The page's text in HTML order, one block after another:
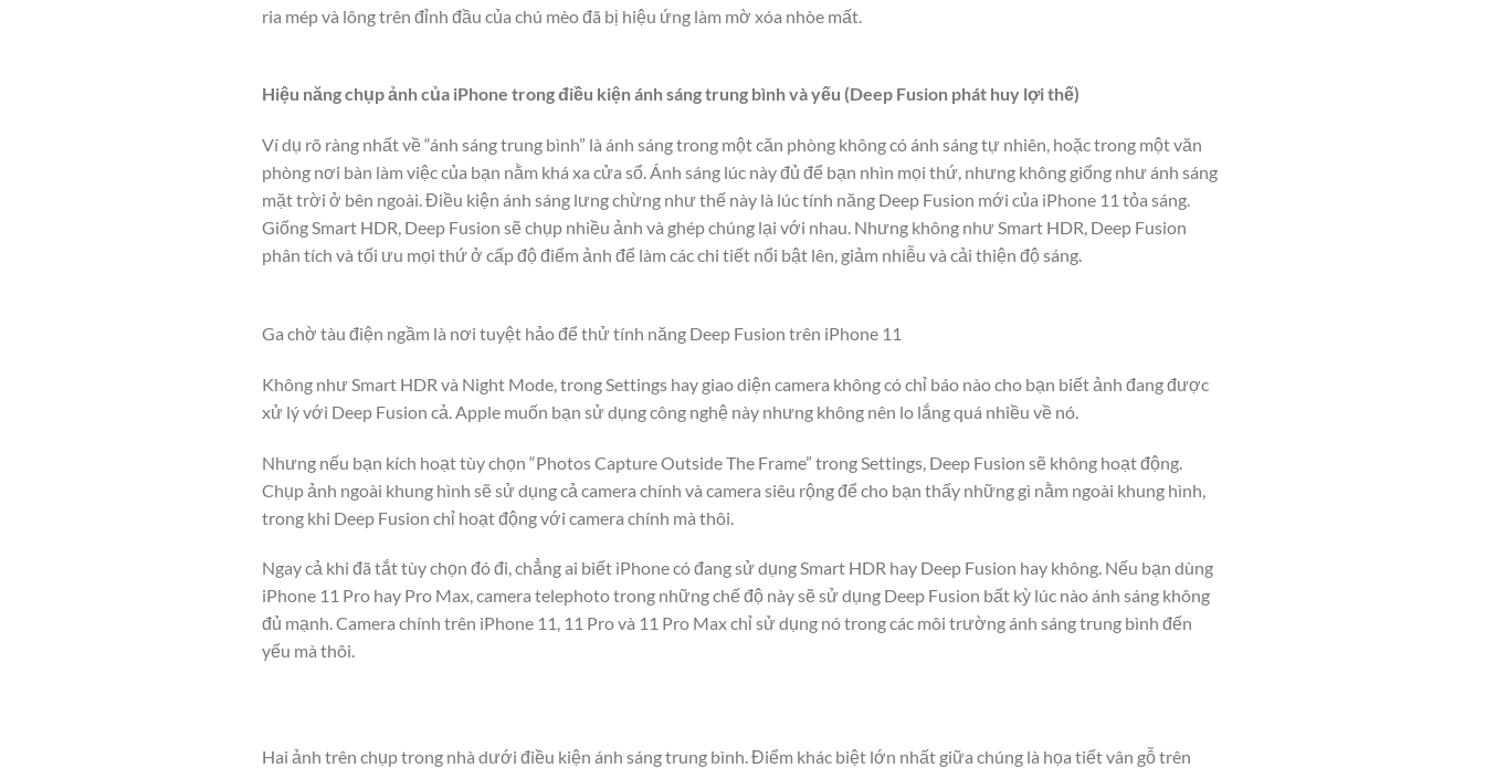
ria mép và lông trên đỉnh đầu của chú mèo đã bị hiệu ứng làm mờ xóa nhòe mất.
Hiệu năng chụp ảnh của iPhone trong điều kiện ánh sáng trung bình và yếu (Deep Fusion phát huy lợi thế)
Ví dụ rõ ràng nhất về “ánh sáng trung bình” là ánh sáng trong một căn phòng không có ánh sáng tự nhiên, hoặc trong một văn
phòng nơi bàn làm việc của bạn nằm khá xa cửa sổ. Ánh sáng lúc này đủ để bạn nhìn mọi thứ, nhưng không giống như ánh sáng
mặt trời ở bên ngoài. Điều kiện ánh sáng lưng chừng như thế này là lúc tính năng Deep Fusion mới của iPhone 11 tỏa sáng.
Giống Smart HDR, Deep Fusion sẽ chụp nhiều ảnh và ghép chúng lại với nhau. Nhưng không như Smart HDR, Deep Fusion
phân tích và tối ưu mọi thứ ở cấp độ điểm ảnh để làm các chi tiết nổi bật lên, giảm nhiễu và cải thiện độ sáng.
Ga chờ tàu điện ngầm là nơi tuyệt hảo để thử tính năng Deep Fusion trên iPhone 11
Không như Smart HDR và Night Mode, trong Settings hay giao diện camera không có chỉ báo nào cho bạn biết ảnh đang được
xử lý với Deep Fusion cả. Apple muốn bạn sử dụng công nghệ này nhưng không nên lo lắng quá nhiều về nó.
Nhưng nếu bạn kích hoạt tùy chọn “Photos Capture Outside The Frame” trong Settings, Deep Fusion sẽ không hoạt động.
Chụp ảnh ngoài khung hình sẽ sử dụng cả camera chính và camera siêu rộng để cho bạn thấy những gì nằm ngoài khung hình,
trong khi Deep Fusion chỉ hoạt động với camera chính mà thôi.
Ngay cả khi đã tắt tùy chọn đó đi, chẳng ai biết iPhone có đang sử dụng Smart HDR hay Deep Fusion hay không. Nếu bạn dùng
iPhone 11 Pro hay Pro Max, camera telephoto trong những chế độ này sẽ sử dụng Deep Fusion bất kỳ lúc nào ánh sáng không
đủ mạnh. Camera chính trên iPhone 11, 11 Pro và 11 Pro Max chỉ sử dụng nó trong các môi trường ánh sáng trung bình đến
yếu mà thôi.
Hai ảnh trên chụp trong nhà dưới điều kiện ánh sáng trung bình. Điểm khác biệt lớn nhất giữa chúng là họa tiết vân gỗ trên